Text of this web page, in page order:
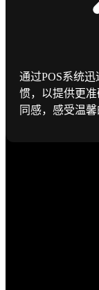
通过POS系统
惯，以提供更
同感，感受温馨